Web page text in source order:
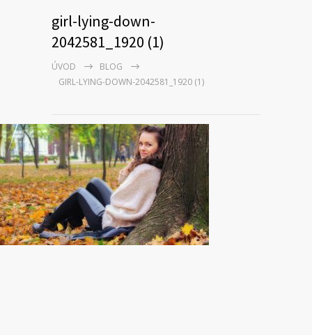
girl-lying-down-
2042581_1920 (1)
ÚVOD
BLOG
GIRL-LYING-DOWN-2042581_1920 (1)